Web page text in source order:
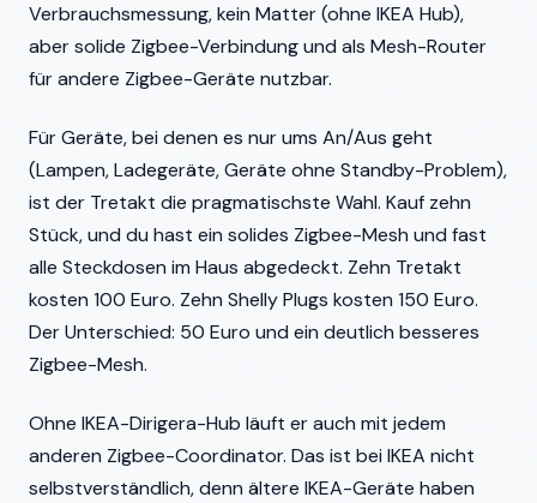
Verbrauchsmessung, kein Matter (ohne IKEA Hub),
aber solide Zigbee-Verbindung und als Mesh-Router
für andere Zigbee-Geräte nutzbar.
Für Geräte, bei denen es nur ums An/Aus geht
(Lampen, Ladegeräte, Geräte ohne Standby-Problem),
ist der Tretakt die pragmatischste Wahl. Kauf zehn
Stück, und du hast ein solides Zigbee-Mesh und fast
alle Steckdosen im Haus abgedeckt. Zehn Tretakt
kosten 100 Euro. Zehn Shelly Plugs kosten 150 Euro.
Der Unterschied: 50 Euro und ein deutlich besseres
Zigbee-Mesh.
Ohne IKEA-Dirigera-Hub läuft er auch mit jedem
anderen Zigbee-Coordinator. Das ist bei IKEA nicht
selbstverständlich, denn ältere IKEA-Geräte haben